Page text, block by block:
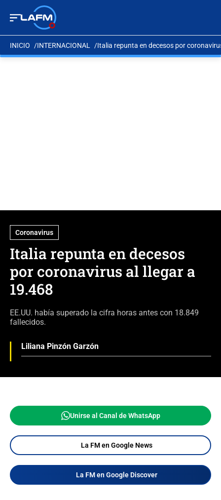
INICIO INTERNACIONAL Italia repunta en decesos por
Coronavirus
Italia repunta en decesos
por coronavirus al llegar a
19.468
EE.UU. había superado la cifra horas antes con 18.849
fallecidos.
Liliana Pinzón Garzón
Unirse al Canal de WhatsApp
La FM en Google News
La FM en Google Discover